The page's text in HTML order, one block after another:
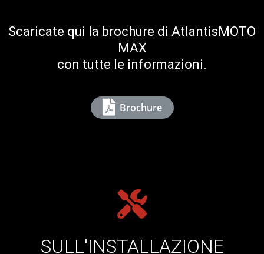
Scaricate qui la brochure di AtlantisMOTO
MAX
con tutte le informazioni.
Brochure
SULL'INSTALLAZIONE